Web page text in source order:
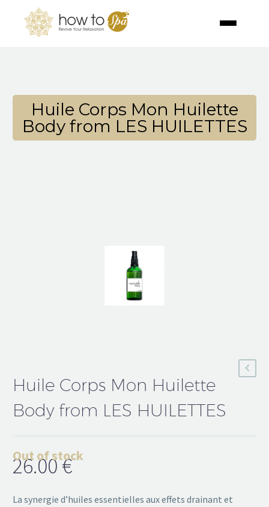
Huile Corps Mon Huilette
Body from LES HUILETTES
Huile Corps Mon Huilette
Body from LES HUILETTES
26.00€
La synergie d’huiles essentielles aux effets drainant et
Out of stock